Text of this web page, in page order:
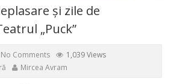
și zile de
„Puck”
No Comments
1,039 Views
Mircea Avram